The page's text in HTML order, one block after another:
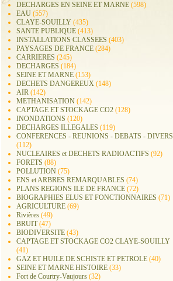
DECHARGES EN SEINE ET MARNE (598)
EAU (557)
CLAYE-SOUILLY (435)
SANTE PUBLIQUE (413)
INSTALLATIONS CLASSEES (403)
PAYSAGES DE FRANCE (284)
CARRIERES (245)
DECHARGES (184)
SEINE ET MARNE (153)
DECHETS DANGEREUX (148)
AIR (142)
METHANISATION (142)
CAPTAGE ET STOCKAGE CO2 (128)
INONDATIONS (120)
DECHARGES ILLEGALES (119)
CONFERENCES - REUNIONS - DEBATS - DIVERS
(112)
NUCLEAIRES et DECHETS RADIOACTIFS (92)
FORETS (88)
POLLUTION (75)
ENS et ARBRES REMARQUABLES (74)
PLANS REGIONS ILE DE FRANCE (72)
BIOGRAPHIES ELUS ET FONCTIONNAIRES (71)
AGRICULTURE (69)
Rivières (49)
BRUIT(47)
BIODIVERSITE (43)
CAPTAGE ET STOCKAGE CO2 CLAYE-SOUILLY
(41)
GAZ ET HUILE DE SCHISTE ET PETROLE (40)
SEINE ET MARNE HISTOIRE (33)
Fort de Courtry-Vaujours (32)